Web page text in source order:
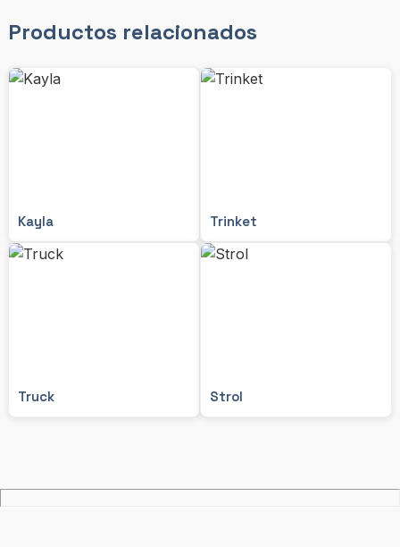
Productos relacionados
Kayla Trinket
Truck Strol